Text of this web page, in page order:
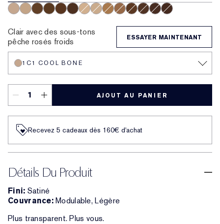
Clair avec des sous-tons
pêche rosés froids
ESSAYER MAINTENANT
1C1 COOL BONE
AJOUT AU PANIER
Recevez 5 cadeaux dès 160€ d'achat
Détails Du Produit
Fini: Satiné
Couvrance:Modulable, Légère
Plus transparent. Plus vous.